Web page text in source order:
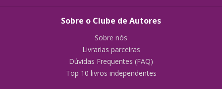
Sobre o Clube de Autores
Sobre nós
Livrarias parceiras
Dúvidas Frequentes (FAQ)
Top 10 livros independentes